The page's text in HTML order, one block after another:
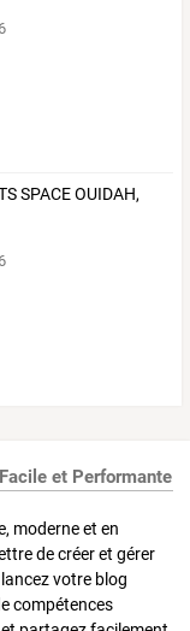
SPACE OUIDAH,
et Performante
moderne et en
de créer et gérer
votre blog
compétences